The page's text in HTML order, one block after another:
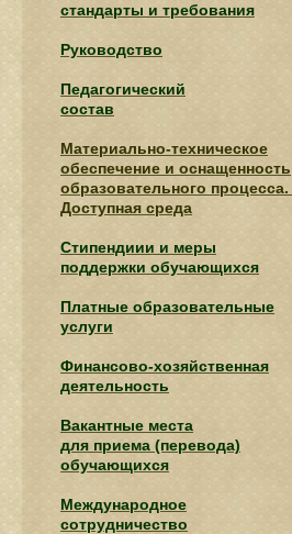
стандарты и требования
Руководство
Педагогический
состав
Материально-техническое
обеспечение и оснащенность
образовательного процесса.
Доступная среда
Стипендиии и меры
поддержки обучающихся
Платные образовательные
услуги
Финансово-хозяйственная
деятельность
Вакантные места
для приема (перевода)
обучающихся
Международное
сотрудничество